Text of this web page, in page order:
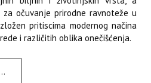
očuvanje prirodne ravnoteže u
pritiscima modernog načina
i različitih oblika onečišćenja.